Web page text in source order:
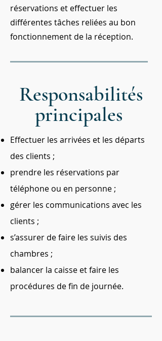
réservations et effectuer les
différentes tâches reliées au bon
fonctionnement de la réception.
Responsabilités
principales
Effectuer les arrivées et les départs
des clients ;
prendre les réservations par
téléphone ou en personne ;
gérer les communications avec les
clients ;
s’assurer de faire les suivis des
chambres ;
balancer la caisse et faire les
procédures de fin de journée.